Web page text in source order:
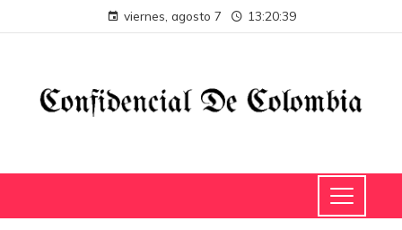
viernes, agosto 7 13:20:39